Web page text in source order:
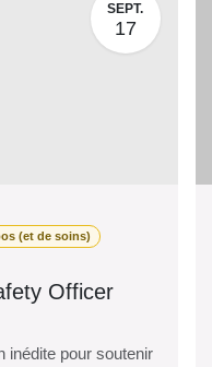
SEPT.
17
(et de soins)
Officer
inédite pour